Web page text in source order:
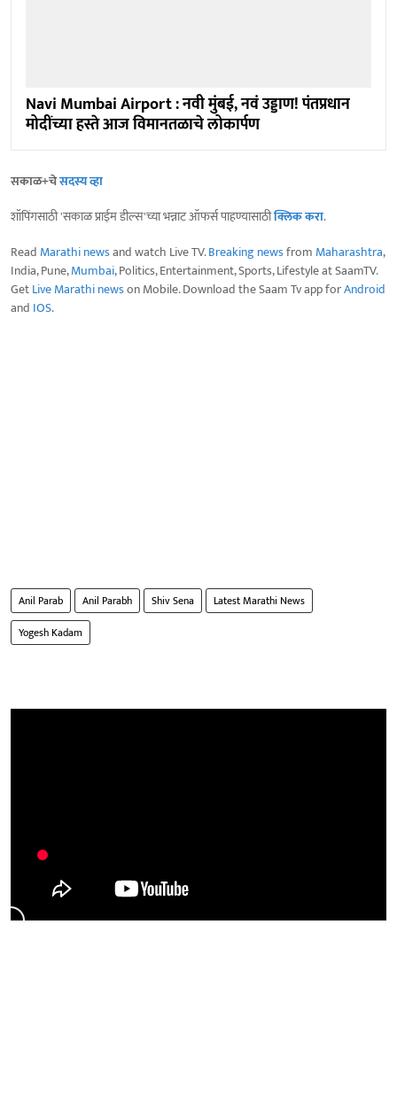
Navi Mumbai Airport : नवी मुंबई, नवं उड्डाण! पंतप्रधान
मोदींच्या हस्ते आज विमानतळाचे लोकार्पण
सकाळ+चेसदस्य व्हा
शॉपिंगसाठी 'सकाळ प्राईम डील्स'च्या भन्नाट ऑफर्स पाहण्यासाठीक्लिक करा.
Read Marathi newsand watch Live TV.Breaking newsfrom Maharashtra,
India, Pune,Mumbai, Politics, Entertainment, Sports, Lifestyle at SaamTV.
GetLive Marathi newson Mobile. Download the Saam Tv app forAndroid
and IOS.
Anil Parab Anil Parabh Shiv Sena
Latest Marathi News
Yogesh Kadam